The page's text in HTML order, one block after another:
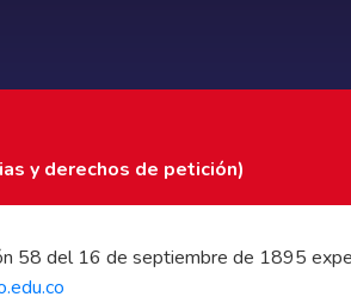
y derechos de petición)
58 del 16 de septiembre de 1895